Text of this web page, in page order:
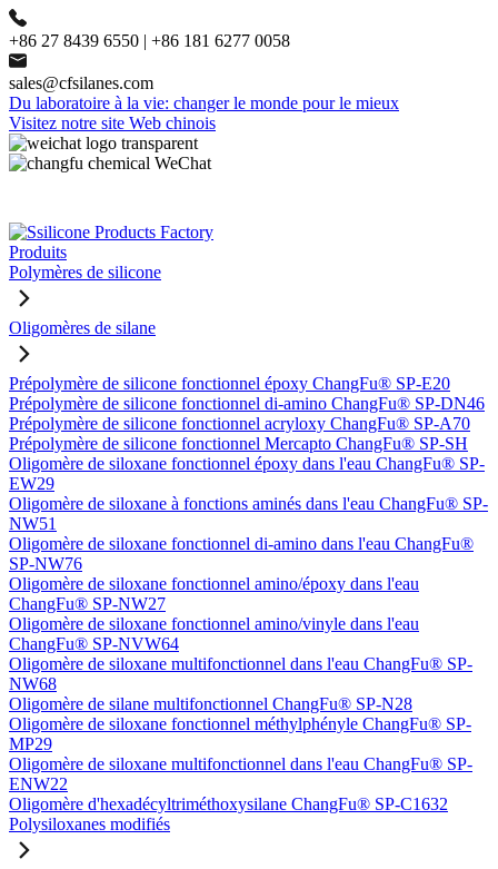
+86 27 8439 6550 | +86 181 6277 0058
sales@cfsilanes.com
Du laboratoire à la vie: changer le monde pour le mieux
Visitez notre site Web chinois
Produits
Polymères de silicone
Oligomères de silane
Prépolymère de silicone fonctionnel époxy ChangFu® SP-E20
Prépolymère de silicone fonctionnel di-amino ChangFu® SP-DN46
Prépolymère de silicone fonctionnel acryloxy ChangFu® SP-A70
Prépolymère de silicone fonctionnel Mercapto ChangFu® SP-SH
Oligomère de siloxane fonctionnel époxy dans l'eau ChangFu® SP-
EW29
Oligomère de siloxane à fonctions aminés dans l'eau ChangFu® SP-
NW51
Oligomère de siloxane fonctionnel di-amino dans l'eau ChangFu®
SP-NW76
Oligomère de siloxane fonctionnel amino/époxy dans l'eau
ChangFu® SP-NW27
Oligomère de siloxane fonctionnel amino/vinyle dans l'eau
ChangFu® SP-NVW64
Oligomère de siloxane multifonctionnel dans l'eau ChangFu® SP-
NW68
Oligomère de silane multifonctionnel ChangFu® SP-N28
Oligomère de siloxane fonctionnel méthylphényle ChangFu® SP-
MP29
Oligomère de siloxane multifonctionnel dans l'eau ChangFu® SP-
ENW22
Oligomère d'hexadécyltriméthoxysilane ChangFu® SP-C1632
Polysiloxanes modifiés